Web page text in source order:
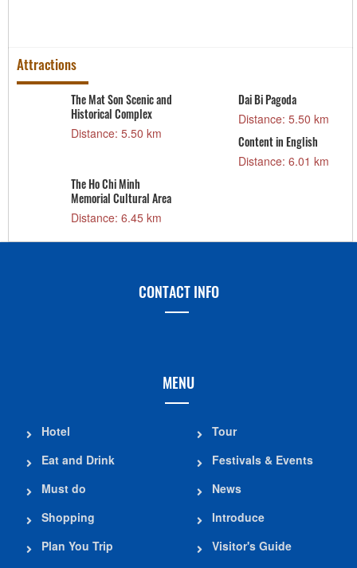
Attractions
The Mat Son Scenic and
Historical Complex
Distance: 5.50 km
Dai Bi Pagoda
Distance: 5.50 km
Content in English
Distance: 6.01 km
The Ho Chi Minh
Memorial Cultural Area
Distance: 6.45 km
CONTACT INFO
MENU
Hotel
Eat and Drink
Must do
Shopping
Plan You Trip
Tour
Festivals & Events
News
Introduce
Visitor's Guide